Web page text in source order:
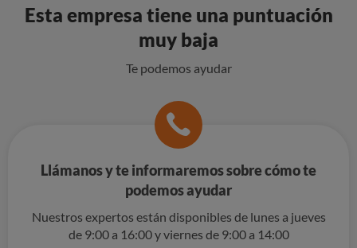
Esta empresa tiene una puntuación
muy baja
Te podemos ayudar
Llámanos y te informaremos sobre cómo te
podemos ayudar
Nuestros expertos están disponibles de lunes a jueves
de 9:00 a 16:00 y viernes de 9:00 a 14:00